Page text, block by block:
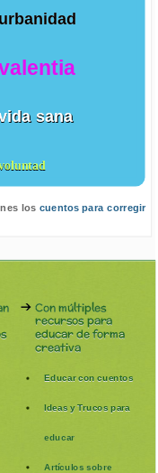
urbanidad
sana
los cuentos para corregir
Con múltiples
recursos para
educar de forma
creativa
Educar con cuentos
Ideas y Trucos para
educar
Artículos sobre